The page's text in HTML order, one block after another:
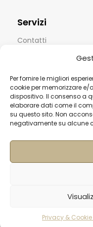
Per fornire le migliori
cookie per memorizzare
dispositivo. Il consenso a
elaborare dati come il
su questo sito. Non
negativamente su alcune
Privacy &
Servizi
Contatti
Termini & Condizioni
Spedizioni
FAQ
Privacy & Cookie
Informativa
Iscriviti alla
[mailup_form]
Via di Pietralata, 179